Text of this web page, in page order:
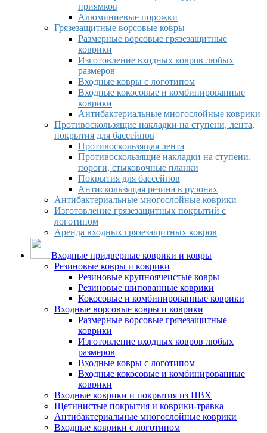
приямков
Алюминиевые порожки
Грязезащитные ворсовые ковры
Размерные ворсовые грязезащитные
коврики
Изготовление входных ковров любых
размеров
Входные ковры с логотипом
Входные кокосовые и комбинированные
коврики
Антибактериальные многослойные коврики
Противоскользящие накладки на ступени, лента,
покрытия для бассейнов
Противоскользящая лента
Противоскользящие накладки на ступени,
пороги, стыковочные планки
Покрытия для бассейнов
Антискользящая резина в рулонах
Антибактериальные многослойные коврики
Изготовление грязезащитных покрытий с
логотипом
Аренда входных грязезащитных ковров
Входные придверные коврики и ковры
Резиновые ковры и коврики
Резиновые крупноячеистые ковры
Резиновые шипованные коврики
Кокосовые и комбинированные коврики
Входные ворсовые ковры и коврики
Размерные ворсовые грязезащитные
коврики
Изготовление входных ковров любых
размеров
Входные ковры с логотипом
Входные кокосовые и комбинированные
коврики
Входные коврики и покрытия из ПВХ
Щетинистые покрытия и коврики-травка
Антибактериальные многослойные коврики
Входные коврики с логотипом